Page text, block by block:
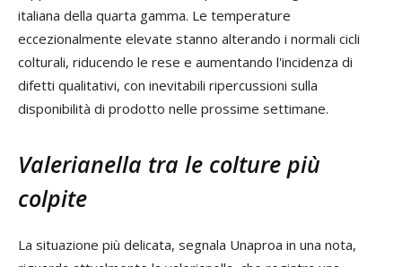
italiana della quarta gamma. Le temperature
eccezionalmente elevate stanno alterando i normali cicli
colturali, riducendo le rese e aumentando l'incidenza di
difetti qualitativi, con inevitabili ripercussioni sulla
disponibilità di prodotto nelle prossime settimane.
Valerianella tra le colture più
colpite
La situazione più delicata, segnala Unaproa in una nota,